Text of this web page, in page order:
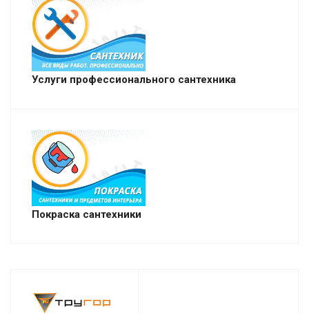
Услуги профессионального сантехника
Покраска сантехники